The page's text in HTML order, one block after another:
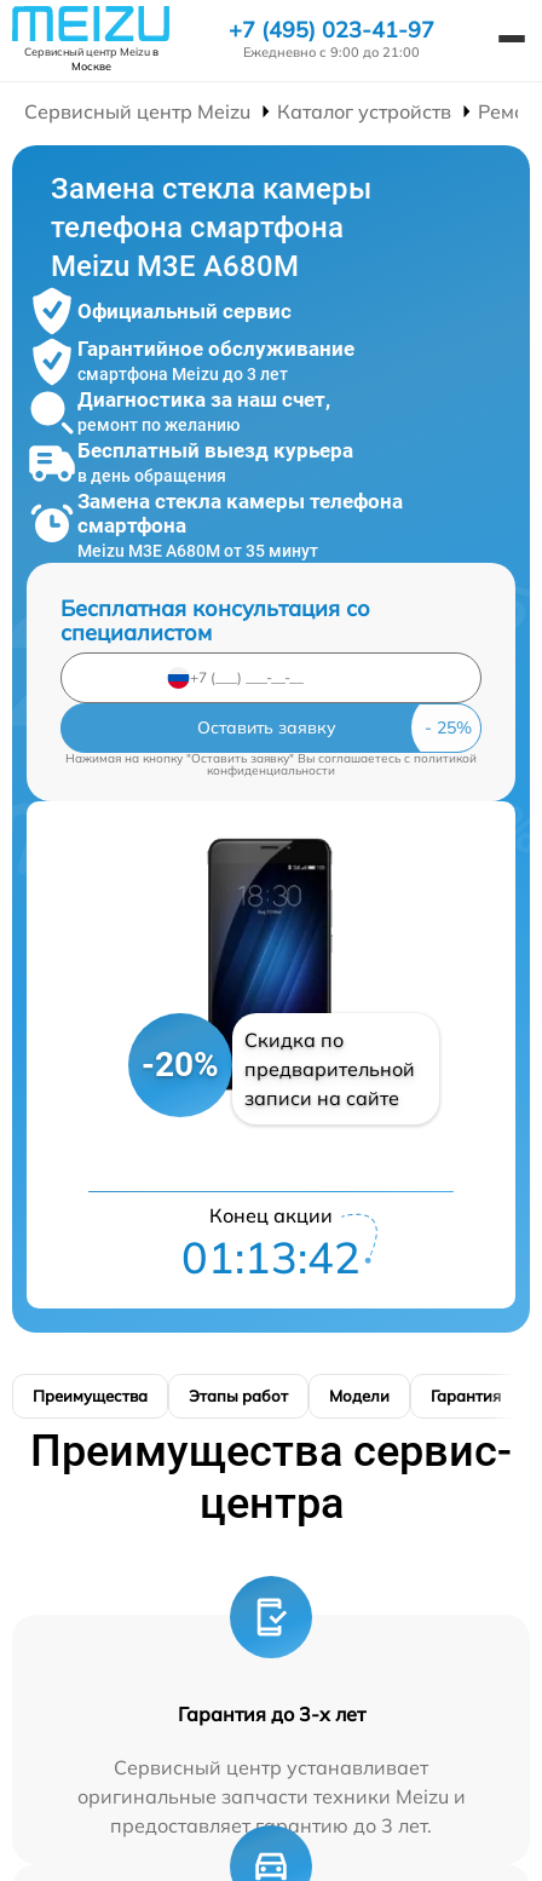
Сервисный центр Meizuв
Москве
+7 (495) 023-41-97
Ежедневно с 9:00 до 21:00
Сервисный центр Meizu Каталог устройств
Замена стекла камеры
телефона смартфона
Meizu M3E A680M
Официальный сервис
Гарантийное обслуживание
смартфона Meizu до 3 лет
Диагностика за наш счет,
ремонт по желанию
Бесплатный выезд курьера
в день обращения
Замена стекла камеры телефона
смартфона
Meizu M3E A680M от 35 минут
Бесплатная консультация со
специалистом
Оставить заявку
Нажимая на кнопку "Оставить заявку" Вы соглашаетесь cполитикой
конфиденциальности
-20%
Скидка по
предварительной
записи на сайте
Конец акции
01:13:42
Преимущества Этапы работ Модели Гарантия
Преимущества сервис-
центра
Гарантия до 3-х лет
Сервисный центр устанавливает
оригинальные запчасти техники Meizu и
предоставляет гарантию до 3 лет.